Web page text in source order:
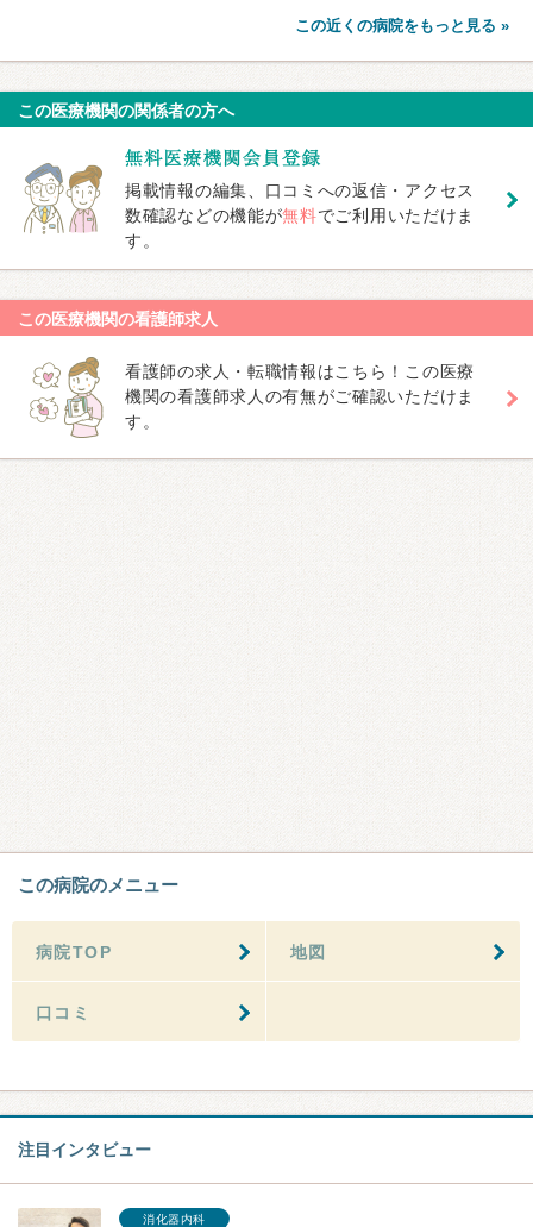
この近くの病院をもっと見る »
この医療機関の関係者の方へ
掲載情報の編集、口コミへの返信・アクセス
数確認などの機能が無料でご利用いただけま
す。
この医療機関の看護師求人
看護師の求人・転職情報はこちら！この医療
機関の看護師求人の有無がご確認いただけま
す。
この病院のメニュー
病院TOP 地図
口コミ
注目インタビュー
消化器内科